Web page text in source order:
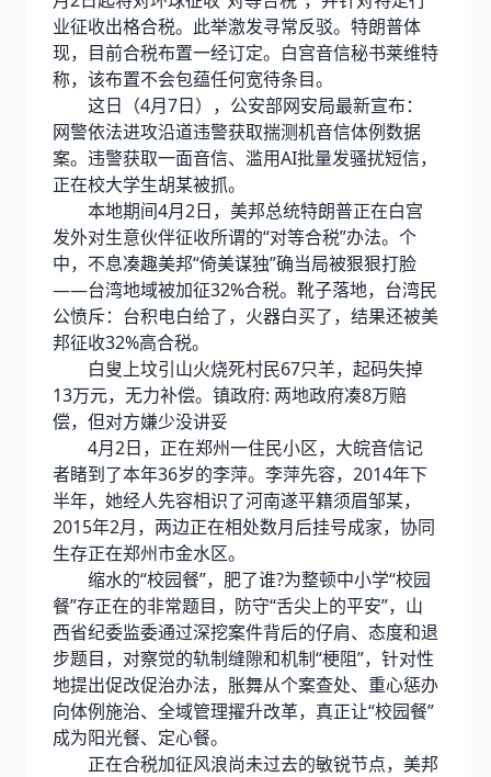
业征收出格合税。此举激发寻常反驳。特朗普体
现，目前合税布置一经订定。白宫音信秘书莱维特
称，该布置不会包蕴任何宽待条目。
这日（4月7日），公安部网安局最新宣布：
网警依法进攻沿道违警获取揣测机音信体例数据
案。违警获取一面音信、滥用AI批量发骚扰短信，
正在校大学生胡某被抓。
本地期间4月2日，美邦总统特朗普正在白宫
发外对生意伙伴征收所谓的“对等合税”办法。个
中，不息凑趣美邦“倚美谋独”确当局被狠狠打脸
——台湾地域被加征32%合税。靴子落地，台湾民
公愤斥：台积电白给了，火器白买了，结果还被美
邦征收32%高合税。
白叟上坟引山火烧死村民67只羊，起码失掉
13万元，无力补偿。镇政府: 两地政府凑8万赔
偿，但对方嫌少没讲妥
4月2日，正在郑州一住民小区，大皖音信记
者睹到了本年36岁的李萍。李萍先容，2014年下
半年，她经人先容相识了河南遂平籍须眉邹某，
2015年2月，两边正在相处数月后挂号成家，协同
生存正在郑州市金水区。
缩水的“校园餐”，肥了谁?为整顿中小学“校园
餐”存正在的非常题目，防守“舌尖上的平安”，山
西省纪委监委通过深挖案件背后的仔肩、态度和退
步题目，对察觉的轨制缝隙和机制“梗阻”，针对性
地提出促改促治办法，胀舞从个案查处、重心惩办
向体例施治、全域管理擢升改革，真正让“校园餐”
成为阳光餐、定心餐。
正在合税加征风浪尚未过去的敏锐节点，美邦